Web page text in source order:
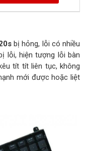
bị hỏng, lỗi có nhiều
lỗi, hiện tượng lỗi bàn
tít tít liên tục, không
mới được hoặc liệt